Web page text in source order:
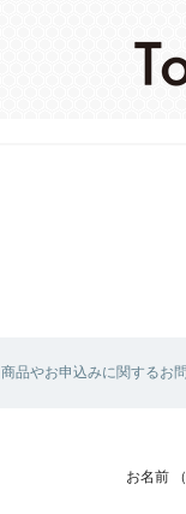
商品やお申込みに関するお
お名前